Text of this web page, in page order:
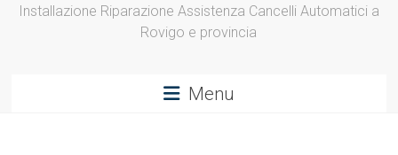
Installazione Riparazione Assistenza Cancelli Automatici a
Rovigo e provincia
Menu